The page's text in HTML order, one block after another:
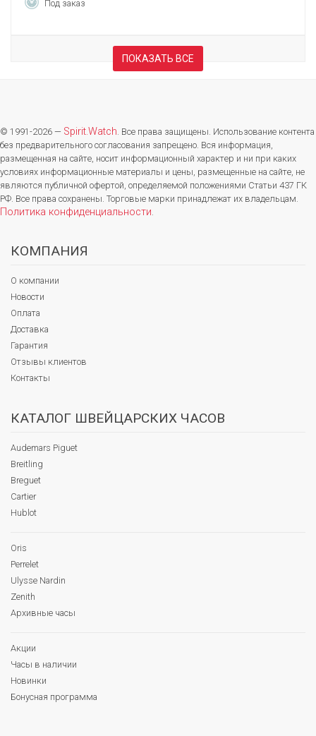
Под заказ
ПОКАЗАТЬ ВСЕ
© 1991-2026 — Spirit.Watch. Все права защищены. Использование контента
без предварительного согласования запрещено. Вся информация,
размещенная на сайте, носит информационный характер и ни при каких
условиях информационные материалы и цены, размещенные на сайте, не
являются публичной офертой, определяемой положениями Статьи 437 ГК
РФ. Все права сохранены. Торговые марки принадлежат их владельцам.
Политика конфиденциальности.
КОМПАНИЯ
О компании
Новости
Оплата
Доставка
Гарантия
Отзывы клиентов
Контакты
КАТАЛОГ ШВЕЙЦАРСКИХ ЧАСОВ
Audemars Piguet
Breitling
Breguet
Cartier
Hublot
Oris
Perrelet
Ulysse Nardin
Zenith
Архивные часы
Акции
Часы в наличии
Новинки
Бонусная программа